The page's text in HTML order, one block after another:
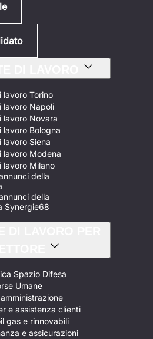
lavoro Torino
lavoro Napoli
lavoro Novara
lavoro Bologna
Siena
lavoro Modena
lavoro Milano
della
della
Synergie68
Spazio Difesa
Umane
e assistenza clienti
gas e rinnovabili
e assicurazioni